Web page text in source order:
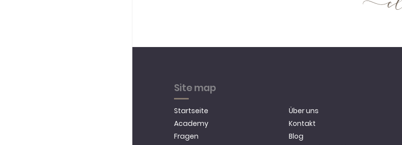
Site map
Startseite
Academy
Fragen
Über uns
Kontakt
Blog